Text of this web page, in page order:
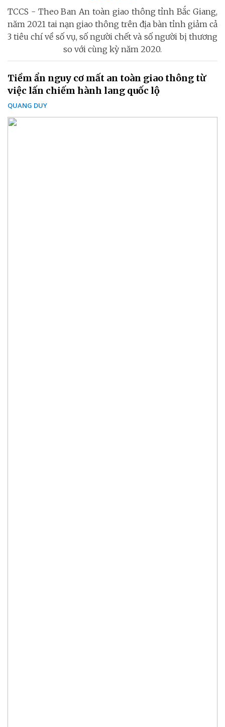
TCCS - Theo Ban An toàn giao thông tỉnh Bắc Giang,
năm 2021 tai nạn giao thông trên địa bàn tỉnh giảm cả
3 tiêu chí về số vụ, số người chết và số người bị thương
so với cùng kỳ năm 2020.
Tiềm ẩn nguy cơ mất an toàn giao thông từ
việc lấn chiếm hành lang quốc lộ
QUANG DUY